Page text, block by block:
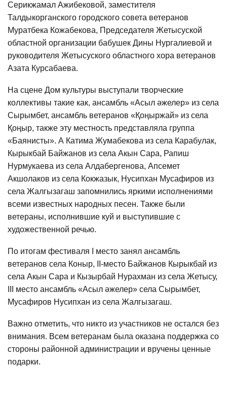
Серикжамал Ажибековой, заместителя
Талдыкорганского городского совета ветеранов
Муратбека Кожабекова, Председателя Жетысуской
областной организации бабушек Дины Нургалиевой и
руководителя Жетысуского областного хора ветеранов
Азата Курсабаева.
На сцене Дом культуры выступали творческие
коллективы такие как, ансамбль «Асыл әжелер» из села
Сырымбет, ансамбль ветеранов «Қоңыржай» из села
Қоңыр, также эту местность представляла группа
«Баянисты». А Катима Жумабекова из села Карабулак,
Кырыкбай Байжанов из села Акын Сара, Рапиш
Нурмукаева из села Алдабергенова, Апсемет
Акшолаков из села Кокжазык, Нусипхан Мусафиров из
села Жалгызагаш запомнились яркими исполнениями
всеми известных народных песен. Также были
ветераны, исполнившие куй и выступившие с
художественной речью.
По итогам фестиваля I место занял ансамбль
ветеранов села Коныр, II-место Байжанов Кырыкбай из
села Акын Сара и Кызырбай Нурахман из села Жетысу,
III место ансамбль «Асыл әжелер» села Сырымбет,
Мусафиров Нусипхан из села Жалгызагаш.
Важно отметить, что никто из участников не остался без
внимания. Всем ветеранам была оказана поддержка со
стороны районной администрации и вручены ценные
подарки.